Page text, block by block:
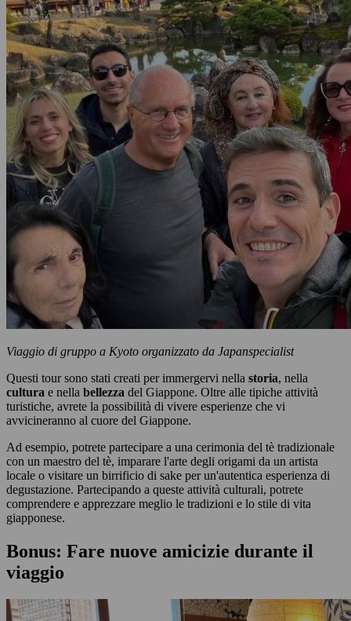
Viaggio di gruppo a Kyoto organizzato da Japanspecialist
Questi tour sono stati creati per immergervi nella storia, nella
cultura e nella bellezza del Giappone. Oltre alle tipiche attività
turistiche, avrete la possibilità di vivere esperienze che vi
avvicineranno al cuore del Giappone.
Ad esempio, potrete partecipare a una cerimonia del tè tradizionale
con un maestro del tè, imparare l'arte degli origami da un artista
locale o visitare un birrificio di sake per un'autentica esperienza di
degustazione. Partecipando a queste attività culturali, potrete
comprendere e apprezzare meglio le tradizioni e lo stile di vita
giapponese.
Bonus: Fare nuove amicizie durante il
viaggio